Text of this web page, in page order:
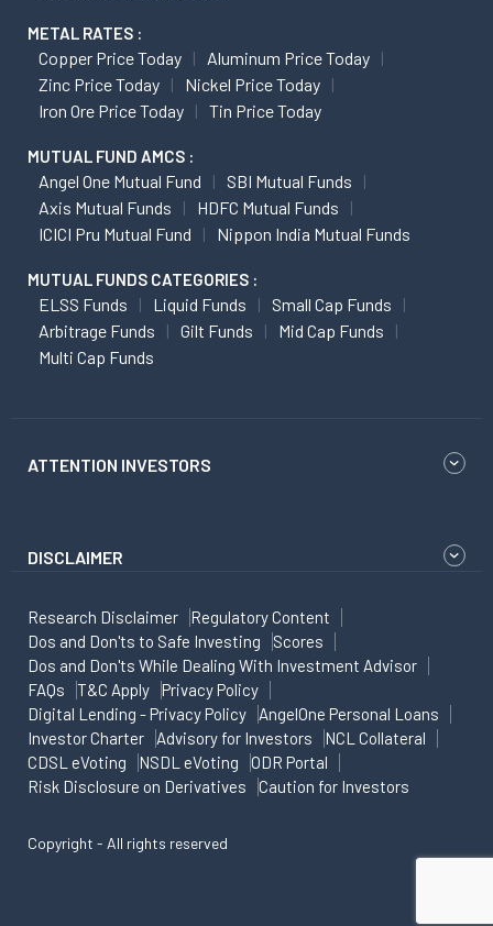
METAL RATES :
Copper Price Today
Aluminum Price Today
Zinc Price Today
Nickel Price Today
Iron Ore Price Today
Tin Price Today
MUTUAL FUND AMCS :
Angel One Mutual Fund
SBI Mutual Funds
Axis Mutual Funds
HDFC Mutual Funds
ICICI Pru Mutual Fund
Nippon India Mutual Funds
MUTUAL FUNDS CATEGORIES :
ELSS Funds Liquid Funds
Small Cap Funds
Arbitrage Funds
Gilt Funds
Mid Cap Funds
Multi Cap Funds
ATTENTION INVESTORS
DISCLAIMER
Research Disclaimer
Regulatory Content
Dos and Don'ts to Safe Investing
Scores
Dos and Don'ts While Dealing With Investment Advisor
FAQs
T&C Apply
Privacy Policy
Digital Lending - Privacy Policy
AngelOne Personal Loans
Investor Charter
Advisory for Investors
NCL Collateral
CDSL eVoting
NSDL eVoting
ODR Portal
Risk Disclosure on Derivatives
Caution for Investors
Copyright - All rights reserved